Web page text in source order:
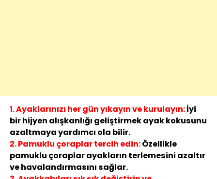
1. Ayaklarınızı her gün yıkayın ve kurulayın:İyi
bir hijyen alışkanlığı geliştirmek ayak kokusunu
azaltmaya yardımcı ola bilir.
2. Pamuklu çoraplar tercih edin:Özellikle
pamuklu çoraplar ayakların terlemesini azaltır
ve havalandırmasını sağlar.